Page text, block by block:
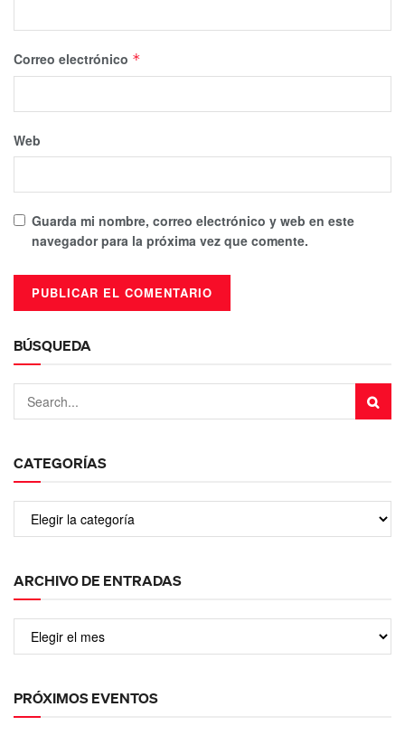
Correo electrónico *
Web
Guarda mi nombre, correo electrónico y web en este
navegador para la próxima vez que comente.
BÚSQUEDA
CATEGORÍAS
ARCHIVO DE ENTRADAS
PRÓXIMOS EVENTOS